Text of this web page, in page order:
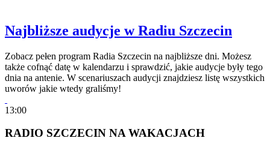
Najbliższe audycje w Radiu Szczecin
Zobacz pełen program Radia Szczecin na najbliższe dni. Możesz
także cofnąć datę w kalendarzu i sprawdzić, jakie audycje były tego
dnia na antenie. W scenariuszach audycji znajdziesz listę wszystkich
uworów jakie wtedy graliśmy!
13:00
RADIO SZCZECIN NA WAKACJACH